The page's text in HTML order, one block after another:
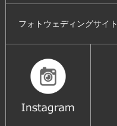
フォトウェディングサイト